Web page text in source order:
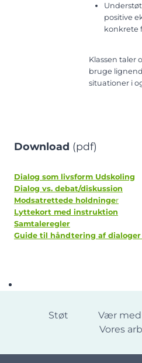
positive
konkrete
Klassen taler
bruge
situationer i
Download (pdf)
Dialog som livsform Udskoling
Dialog vs. debat/diskussion
Modsatrettede holdninger
Lyttekort med instruktion
Samtaleregler
Guide til håndtering af
Støt Vær med
Vores